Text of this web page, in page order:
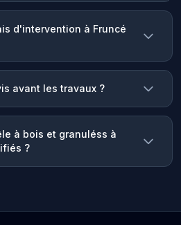
d'intervention à Fruncé
avant les travaux ?
à bois et granuléss à
?